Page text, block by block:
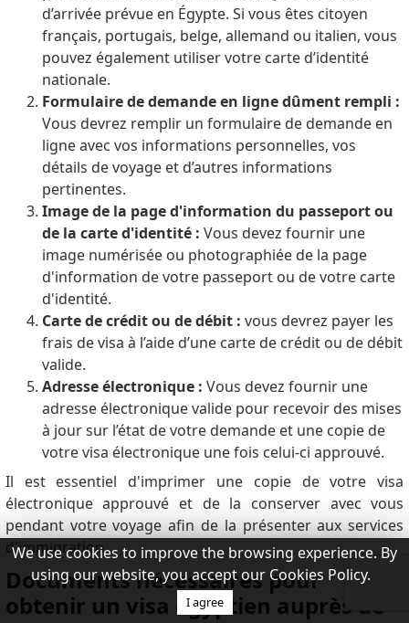
d’arrivée prévue en Égypte. Si vous êtes citoyen
français, portugais, belge, allemand ou italien, vous
pouvez également utiliser votre carte d’identité
nationale.
Formulaire de demande en ligne dûment rempli :
Vous devrez remplir un formulaire de demande en
ligne avec vos informations personnelles, vos
détails de voyage et d’autres informations
pertinentes.
Image de la page d'information du passeport ou
de la carte d'identité : Vous devez fournir une
image numérisée ou photographiée de la page
d'information de votre passeport ou de votre carte
d'identité.
Carte de crédit ou de débit : vous devrez payer les
frais de visa à l’aide d’une carte de crédit ou de débit
valide.
Adresse électronique : Vous devez fournir une
adresse électronique valide pour recevoir des mises
à jour sur l’état de votre demande et une copie de
votre visa électronique une fois celui-ci approuvé.
Il est essentiel d'imprimer une copie de votre visa
électronique approuvé et de la conserver avec vous
pendant votre voyage afin de la présenter aux services
d'immigration.
Documents nécessaires pour
obtenir un visa égyptien auprès de
We use cookies to improve the browsing experience. By
using our website, you accept our Cookies Policy.
I agree